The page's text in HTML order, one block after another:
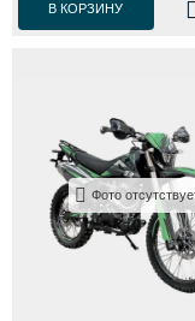
В КОРЗИНУ
Фото